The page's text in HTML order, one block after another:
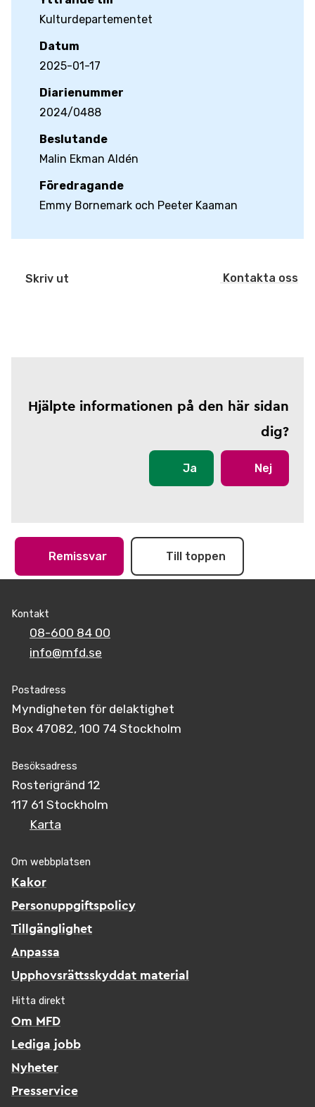
Kulturdepartementet
Datum
2025-01-17
Diarienummer
2024/0488
Beslutande
Malin Ekman Aldén
Föredragande
Emmy Bornemark och Peeter Kaaman
Skriv ut Kontakta oss
Hjälpte informationen på den här sidan
dig?
Ja Nej
Remissvar Till toppen
Kontakt
08-600 84 00
info@mfd.se
Postadress
Myndigheten för delaktighet
Box 47082, 100 74 Stockholm
Besöksadress
Rosterigränd 12
117 61 Stockholm
Karta
Om webbplatsen
Kakor
Personuppgiftspolicy
Tillgänglighet
Anpassa
Upphovsrättsskyddat material
Hitta direkt
Om MFD
Lediga jobb
Nyheter
Presservice